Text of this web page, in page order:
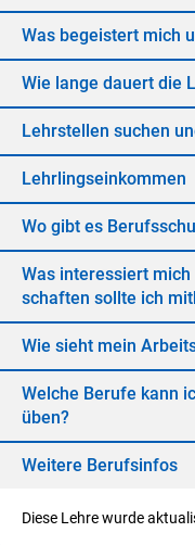
Was be­geis­tert mich
Wie lan­ge dau­ert die
Lehr­stel­len su­chen
Lehr­lings­ein­kom­men
Wo gibt es
Was in­ter­es­siert
schaf­ten soll­te ich
Wie sieht mein
Wel­che Be­ru­fe kann
üben?
Wei­te­re Be­rufs­in­fos
Diese Lehre wurde